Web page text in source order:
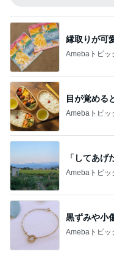
縁取りが可
Amebaトピッ
目が覚める
Amebaトピッ
「してあげ
Amebaトピッ
黒ずみや小
Amebaトピッ